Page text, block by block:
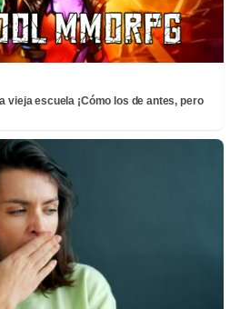
vieja escuela ¡Cómo los de antes, pero